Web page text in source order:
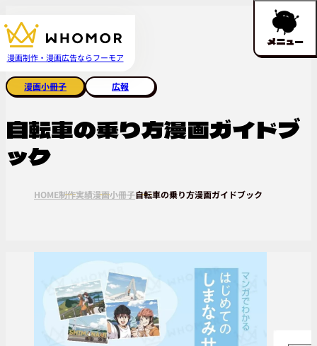
漫画制作・漫画広告ならフーモア
メニュー
漫画小冊子 広報
自転車の乗り方漫画ガイドブ
ック
HOME制作実績漫画小冊子自転車の乗り方漫画ガイドブック